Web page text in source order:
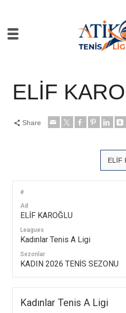
ELİF
Share
#
Ad
ELİF KAROĞLU
Leagues
Kadınlar Tenis A Ligi
Sezonlar
KADIN 2026 TENİS SEZONU
Kadınlar Tenis A Ligi